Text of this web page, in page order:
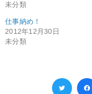
未分類
仕事納め！
2012年12月30日
未分類